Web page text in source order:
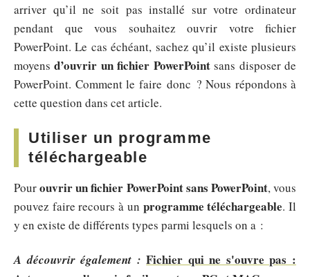
arriver qu’il ne soit pas installé sur votre ordinateur
pendant que vous souhaitez ouvrir votre fichier
PowerPoint. Le cas échéant, sachez qu’il existe plusieurs
moyensd’ouvrir un fichier PowerPointsans disposer de
PowerPoint. Comment le faire donc ? Nous répondons à
cette question dans cet article.
Utiliser un programme
téléchargeable
Pourouvrir un fichier PowerPoint sans PowerPoint, vous
pouvez faire recours à un programme téléchargeable. Il
y en existe de différents types parmi lesquels on a :
A découvrir également : Fichier qui ne s'ouvre pas :